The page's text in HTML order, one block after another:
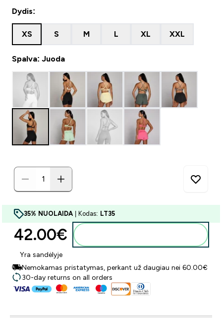
Dydis:
XS S M L XL XXL
Spalva: Juoda
35% NUOLAIDA | Kodas: LT35
42.00€‎
Yra sandėlyje
Nemokamas pristatymas, perkant už daugiau nei 60.00€
30-day returns on all orders